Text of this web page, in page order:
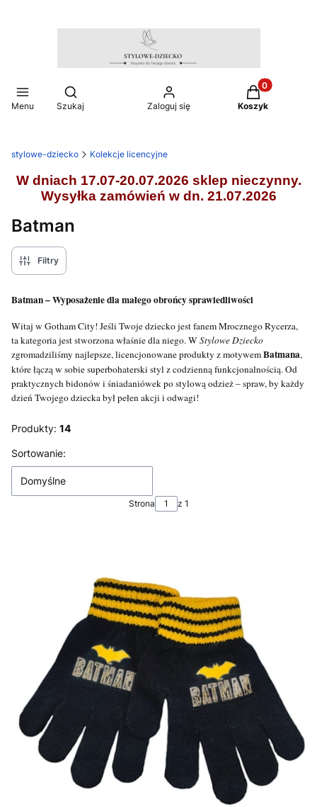
Menu
Otwórz wyszukiwarkę
Szukaj Zaloguj się
Produkty w
Koszyk
stylowe-dziecko Kolekcje licencyjne
W dniach 17.07-20.07.2026 sklep nieczynny.
Wysyłka zamówień w dn. 21.07.2026
Batman
Filtry
Batman – Wyposażenie dla małego obrońcy sprawiedliwości
Witaj w Gotham City! Jeśli Twoje dziecko jest fanem Mrocznego Rycerza,
ta kategoria jest stworzona właśnie dla niego. WStylowe Dziecko
zgromadziliśmy najlepsze, licencjonowane produkty z motywemBatmana,
które łączą w sobie superbohaterski styl z codzienną funkcjonalnością. Od
praktycznych bidonów i śniadaniówek po stylową odzież – spraw, by każdy
dzień Twojego dziecka był pełen akcji i odwagi!
Produkty: 14
Lista produktów
Sortowanie:
Domyślne
Strona z 1